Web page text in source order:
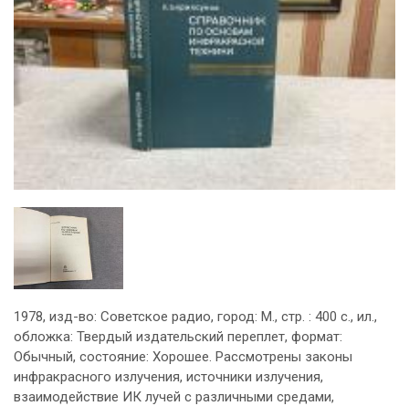
1978, изд-во: Советское радио, город: М., стр. : 400 с., ил.,
обложка: Твердый издательский переплет, формат:
Обычный, состояние: Хорошее. Рассмотрены законы
инфракрасного излучения, источники излучения,
взаимодействие ИК лучей с различными средами,